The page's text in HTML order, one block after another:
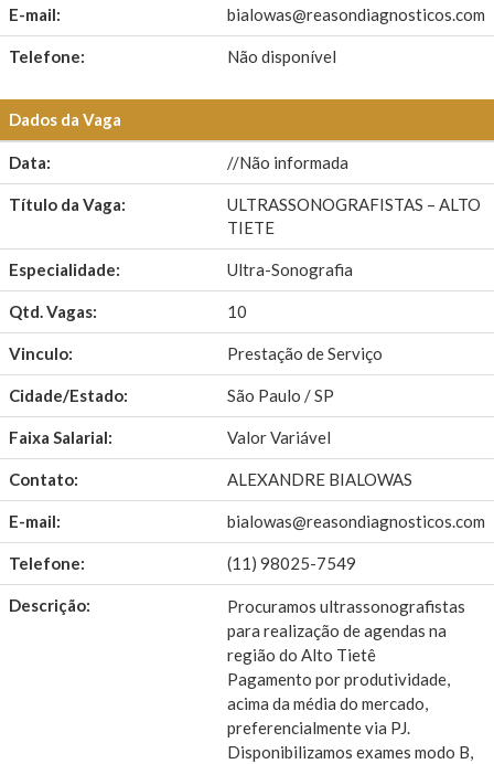
E-mail: bialowas@reasondiagnosticos.com
Telefone: Não disponível
Dados da Vaga
Data: //Não informada
Título da Vaga:
ULTRASSONOGRAFISTAS – ALTO
TIETE
Especialidade: Ultra-Sonografia
Qtd. Vagas: 10
Vinculo: Prestação de Serviço
Cidade/Estado: São Paulo / SP
Faixa Salarial: Valor Variável
Contato: ALEXANDRE BIALOWAS
E-mail: bialowas@reasondiagnosticos.com
Telefone: (11) 98025-7549
Descrição:
Procuramos ultrassonografistas
para realização de agendas na
região do Alto Tietê
Pagamento por produtividade,
acima da média do mercado,
preferencialmente via PJ.
Disponibilizamos exames modo B,